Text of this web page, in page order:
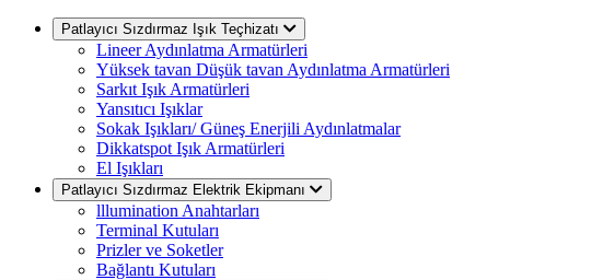
Patlayıcı Sızdırmaz Işık Teçhizatı
Lineer Aydınlatma Armatürleri
Yüksek tavan Düşük tavan Aydınlatma Armatürleri
Sarkıt Işık Armatürleri
Yansıtıcı Işıklar
Sokak Işıkları/ Güneş Enerjili Aydınlatmalar
Dikkatspot Işık Armatürleri
El Işıkları
Patlayıcı Sızdırmaz Elektrik Ekipmanı
lllumination Anahtarları
Terminal Kutuları
Prizler ve Soketler
Bağlantı Kutuları